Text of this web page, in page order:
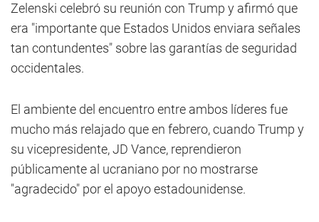
Zelenski celebró su reunión con Trump y afirmó que
era "importante que Estados Unidos enviara señales
tan contundentes" sobre las garantías de seguridad
occidentales.
El ambiente del encuentro entre ambos líderes fue
mucho más relajado que en febrero, cuando Trump y
su vicepresidente, JD Vance, reprendieron
públicamente al ucraniano por no mostrarse
"agradecido" por el apoyo estadounidense.